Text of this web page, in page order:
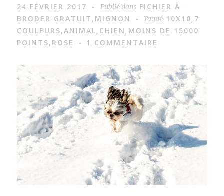
a
g
e
24 FÉVRIER 2017 Publié dans FICHIER À
BRODER GRATUIT, MIGNON Tagué 10X10, 7
COULEURS,ANIMAL, CHIEN, MOINS DE 15000
POINTS, ROSE 1 COMMENTAIRE